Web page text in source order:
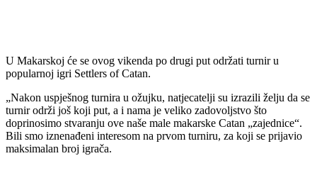
U Makarskoj će se ovog vikenda po drugi put održati turnir u
popularnoj igri Settlers of Catan.
„Nakon uspješnog turnira u ožujku, natjecatelji su izrazili želju da se
turnir održi još koji put, a i nama je veliko zadovoljstvo što
doprinosimo stvaranju ove naše male makarske Catan „zajednice“.
Bili smo iznenađeni interesom na prvom turniru, za koji se prijavio
maksimalan broj igrača.